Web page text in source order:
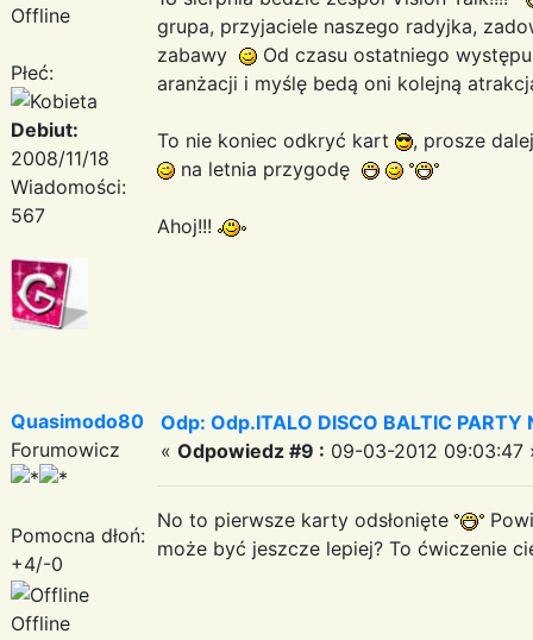
Offline
Płeć:
Debiut:
2008/11/18
Wiadomości:
567
grupa, przyjaciele naszego radyjka,
zabawy
Od czasu ostatniego
aranżacji i myślę bedą oni kolejną
To nie koniec odkryć kart
, prosze
na letnia przygodę
Ahoj!!!
Quasimodo80
Forumowicz
Pomocna dłoń:
+4/-0
Offline
Odp: Odp.ITALO DISCO BALTIC PARTY
« Odpowiedz #9 : 09-03-2012 09:03:47
No to pierwsze karty odsłonięte
może być jeszcze lepiej? To ćwiczenie